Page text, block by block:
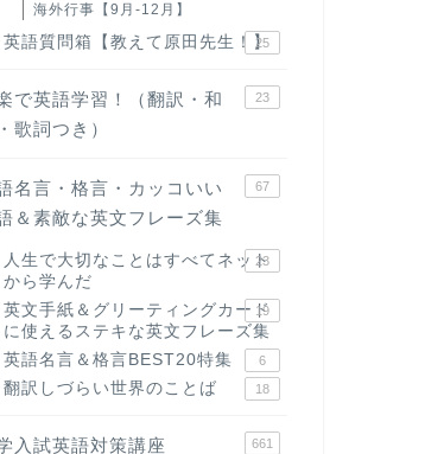
海外行事【9月-12月】
英語質問箱【教えて原田先生！】
25
で英語学習！（翻訳・和
歌詞つき）
23
名言・格言・カッコいい
＆素敵な英文フレーズ集
67
人生で大切なことはすべてネット
から学んだ
23
英文手紙＆グリーティングカード
に使えるステキな英文フレーズ集
19
英語名言＆格言BEST20特集 6
翻訳しづらい世界のことば 18
入試英語対策講座 661